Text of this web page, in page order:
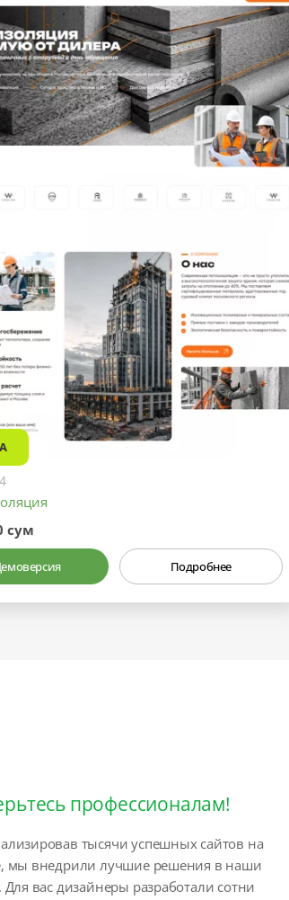
сум
Подробнее
профессионалам!
тысячи успешных сайтов на
мы внедрили лучшие решения в наши
Для вас дизайнеры разработали сотни